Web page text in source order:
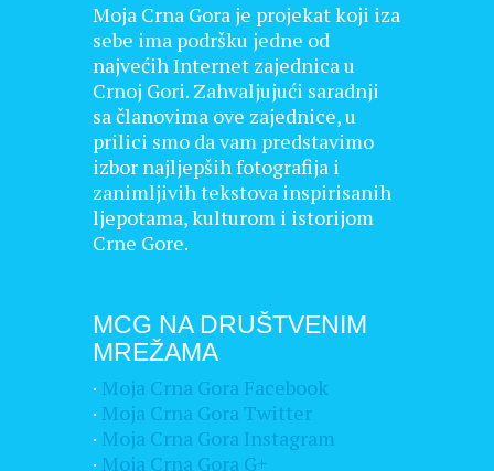
Moja Crna Gora je projekat koji iza
sebe ima podršku jedne od
najvećih Internet zajednica u
Crnoj Gori. Zahvaljujući saradnji
sa članovima ove zajednice, u
prilici smo da vam predstavimo
izbor najljepših fotografija i
zanimljivih tekstova inspirisanih
ljepotama, kulturom i istorijom
Crne Gore.
MCG NA DRUŠTVENIM
MREŽAMA
· Moja Crna Gora Facebook
· Moja Crna Gora Twitter
· Moja Crna Gora Instagram
· Moja Crna Gora G+